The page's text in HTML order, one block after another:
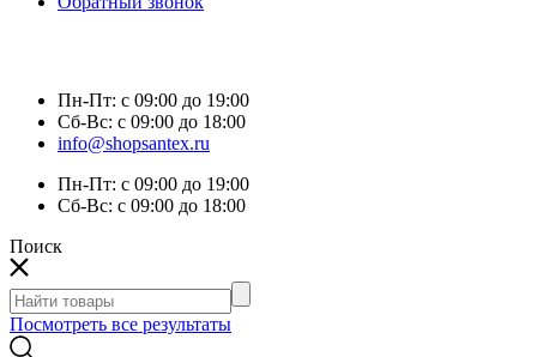
Пн-Пт: с 09:00 до 19:00
Сб-Вс: с 09:00 до 18:00
info@shopsantex.ru
Пн-Пт: с 09:00 до 19:00
Сб-Вс: с 09:00 до 18:00
Поиск
Посмотреть все результаты